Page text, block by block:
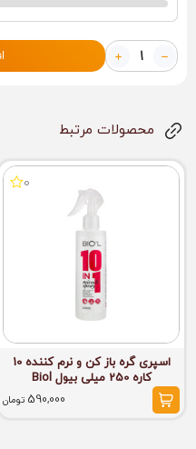
محصولات مرتبط
0
اسپری گره باز کن و نرم کننده 10
کاره 250 میلی بیول Biol
590,000 تومان